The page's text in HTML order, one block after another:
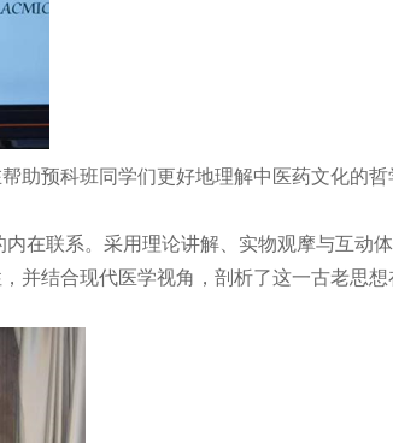
助预科班同学们更好地理解中医药文化的哲
在联系。采用理论讲解、实物观摩与互动
并结合现代医学视角，剖析了这一古老思想